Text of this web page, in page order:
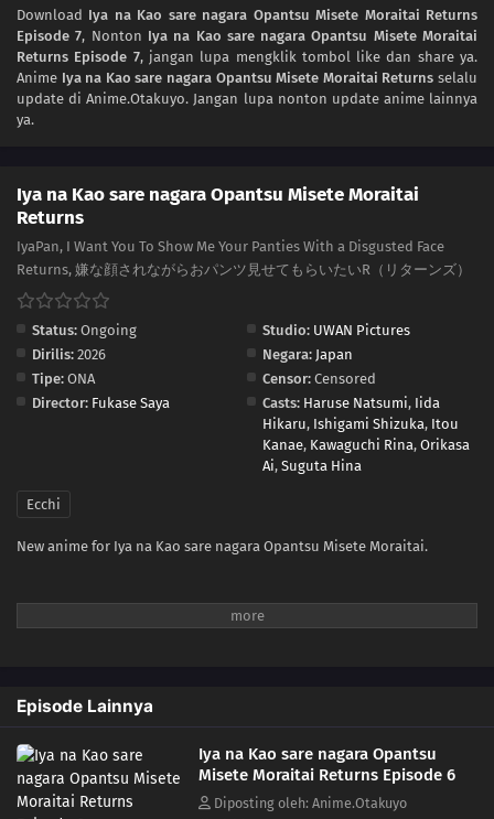
Download Iya na Kao sare nagara Opantsu Misete Moraitai Returns
Episode 7, Nonton Iya na Kao sare nagara Opantsu Misete Moraitai
Returns Episode 7, jangan lupa mengklik tombol like dan share ya.
Anime Iya na Kao sare nagara Opantsu Misete Moraitai Returns selalu
update di Anime.Otakuyo. Jangan lupa nonton update anime lainnya
ya.
Iya na Kao sare nagara Opantsu Misete Moraitai
Returns
IyaPan, I Want You To Show Me Your Panties With a Disgusted Face
Returns, 嫌な顔されながらおパンツ見せてもらいたいR（リターンズ）
Status: Ongoing Studio: UWAN Pictures
Dirilis: 2026 Negara: Japan
Tipe: ONA Censor: Censored
Director: Fukase Saya Casts: Haruse Natsumi, Iida
Hikaru, Ishigami Shizuka, Itou
Kanae, Kawaguchi Rina, Orikasa
Ai, Suguta Hina
Ecchi
New anime for Iya na Kao sare nagara Opantsu Misete Moraitai.
Episode Lainnya
Iya na Kao sare nagara Opantsu
Misete Moraitai Returns Episode 6
Diposting oleh: Anime.Otakuyo